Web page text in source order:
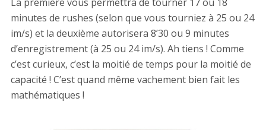
minutes de rushes (selon que vous tourniez à 25 ou 24
im/s) et la deuxième autorisera 8’30 ou 9 minutes
d’enregistrement (à 25 ou 24 im/s). Ah tiens ! Comme
c’est curieux, c’est la moitié de temps pour la moitié de
capacité ! C’est quand même vachement bien fait les
mathématiques !